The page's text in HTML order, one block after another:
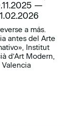
—
a más.
antes del Arte
Institut
d’Art Modern,
Valencia